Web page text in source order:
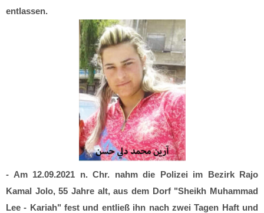
entlassen.
- Am 12.09.2021 n. Chr. nahm die Polizei im Bezirk Rajo
Kamal Jolo, 55 Jahre alt, aus dem Dorf "Sheikh Muhammad
Lee - Kariah" fest und entließ ihn nach zwei Tagen Haft und